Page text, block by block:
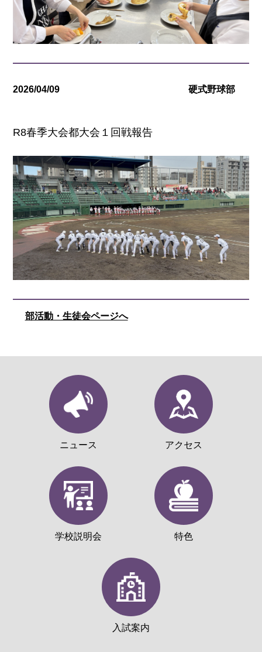
2026/04/09 硬式野球部
R8春季大会都大会１回戦報告
部活動・生徒会ページへ
ニュース アクセス
学校説明会 特色
入試案内